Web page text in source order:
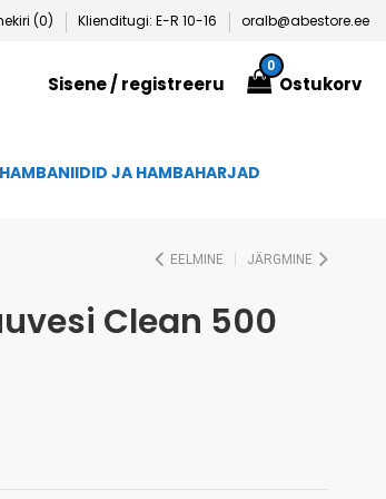
(0) Klienditugi: E-R 10-16 oralb@abestore.ee
Sisene/ registreeru
0
Ostukorv
HAMBANIIDID JA HAMBAHARJAD
EELMINE JÄRGMINE
Clean 500